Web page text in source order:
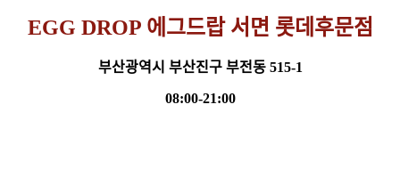
EGG DROP 에그드랍 서면 롯데후문점
부산광역시 부산진구 부전동 515-1
08:00-21:00